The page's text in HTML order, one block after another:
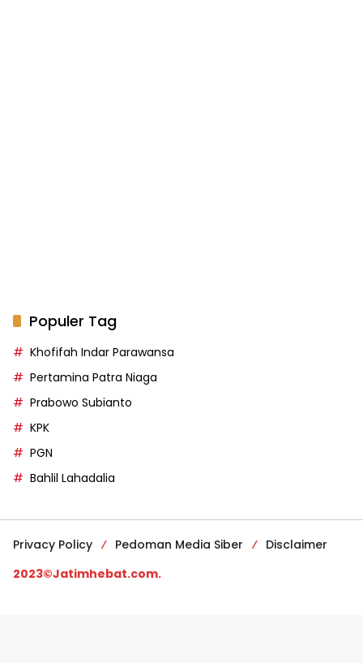
Populer Tag
Khofifah Indar Parawansa
Pertamina Patra Niaga
Prabowo Subianto
KPK
PGN
Bahlil Lahadalia
Privacy Policy Pedoman Media Siber
Disclaimer
2023©Jatimhebat.com.